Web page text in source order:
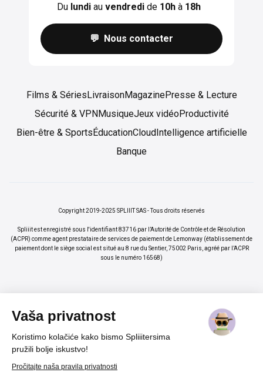
Vaša privatnost
Koristimo kolačiće kako bismo Spliiitersima
pružili bolje iskustvo!
Pročitajte naša pravila privatnosti
Du lundiau vendredide 10hà 18h
💬 Nous contacter
Films & SériesLivraisonMagazinePresse & Lecture
Sécurité & VPNMusiqueJeux vidéoProductivité
Bien-être & SportsÉducationCloudIntelligence artificielle
Banque
Copyright 2019-2025 SPLIIIT SAS - Tous droits réservés
Spliiit est enregistré sous l'identifiant 83716 par l’Autorité de Contrôle et de Résolution
(ACPR) comme agent prestataire de services de paiement de Lemonway (établissement de
paiement dont le siège social est situé au 8 rue du Sentier, 75002 Paris, agréé par l’ACPR
sous le numéro 16568)
%
Vos abonnements jusqu'à -70%